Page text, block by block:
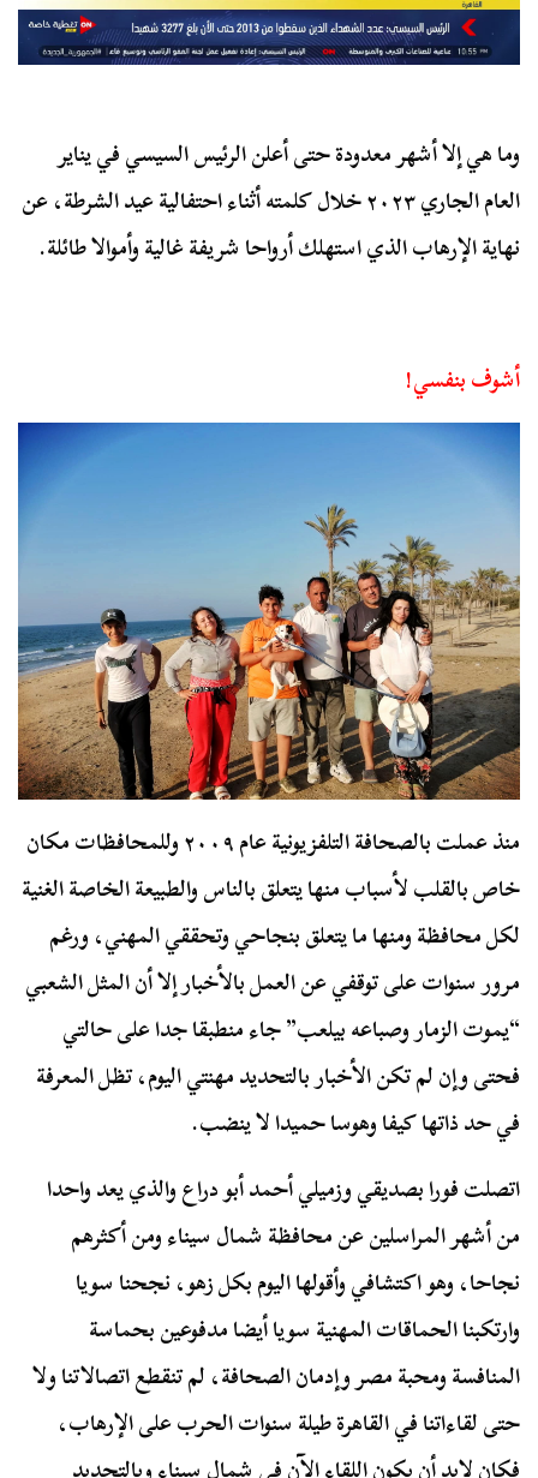
وما هي إلا أشهر معدودة حتى أعلن الرئيس السيسي في يناير
العام الجاري ٢٠٢٣ خلال كلمته أثناء احتفالية عيد الشرطة، عن
نهاية الإرهاب الذي استهلك أرواحا شريفة غالية وأموالا طائلة.
أشوف بنفسي!
منذ عملت بالصحافة التلفزيونية عام ٢٠٠٩ وللمحافظات مكان
خاص بالقلب لأسباب منها يتعلق بالناس والطبيعة الخاصة الغنية
لكل محافظة ومنها ما يتعلق بنجاحي وتحققي المهني، ورغم
مرور سنوات على توقفي عن العمل بالأخبار إلا أن المثل الشعبي
“يموت الزمار وصباعه بيلعب” جاء منطبقا جدا على حالتي
فحتى وإن لم تكن الأخبار بالتحديد مهنتي اليوم، تظل المعرفة
في حد ذاتها كيفا وهوسا حميدا لا ينضب.
اتصلت فورا بصديقي وزميلي أحمد أبو دراع والذي يعد واحدا
من أشهر المراسلين عن محافظة شمال سيناء ومن أكثرهم
نجاحا، وهو اكتشافي وأقولها اليوم بكل زهو، نجحنا سويا
وارتكبنا الحماقات المهنية سويا أيضا مدفوعين بحماسة
المنافسة ومحبة مصر وإدمان الصحافة، لم تنقطع اتصالاتنا ولا
حتى لقاءاتنا في القاهرة طيلة سنوات الحرب على الإرهاب،